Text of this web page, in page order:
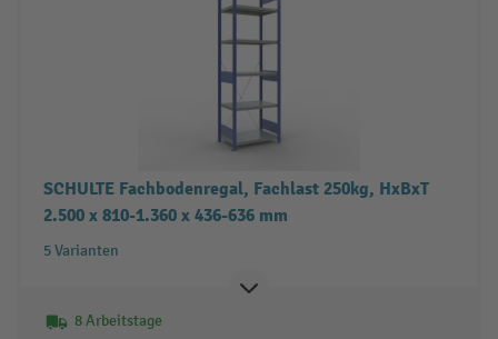
SCHULTE Fachbodenregal, Fachlast 250kg, HxBxT
2.500 x 810-1.360 x 436-636 mm
5 Varianten
8 Arbeitstage